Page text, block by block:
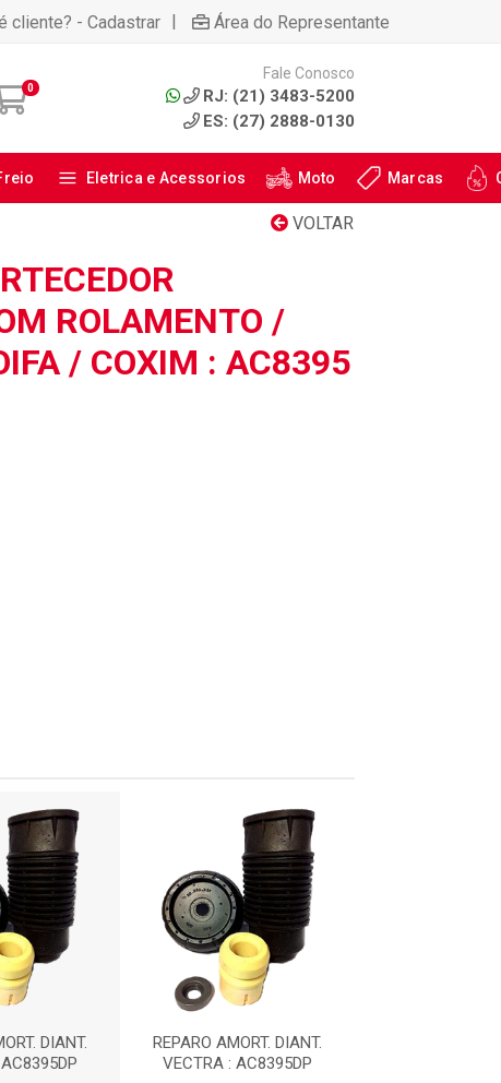
cliente? - Cadastrar | Área do Representante
0
Fale Conosco
RJ: (21) 3483-5200
ES: (27) 2888-0130
Eletrica e Acessorios Moto Marcas
VOLTAR
ROLAMENTO /
/ COXIM : AC8395
DIANT.
REPARO AMORT. DIANT.
VECTRA : AC8395DP